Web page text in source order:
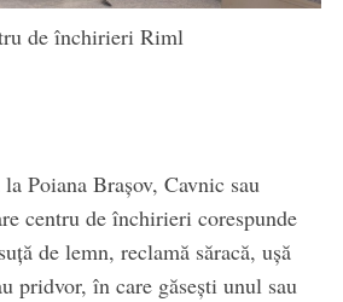
de închirieri Riml
Poiana Brașov, Cavnic sau
centru de închirieri corespunde
de lemn, reclamă săracă, ușă
pridvor, în care găsești unul sau